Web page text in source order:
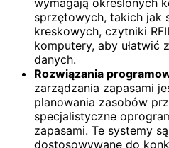
sprzętowych, takich jak
kreskowych, czytniki
komputery, aby ułatwić
danych.
Rozwiązania
zarządzania zapasami
planowania zasobów
specjalistyczne
zapasami. Te systemy
dostosowywane do